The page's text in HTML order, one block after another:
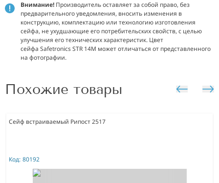
Внимание! Производитель оставляет за собой право, без
предварительного уведомления, вносить изменения в
конструкцию, комплектацию или технологию изготовления
сейфа, не ухудшающие его потребительских свойств, с целью
улучшения его технических характеристик. Цвет
сейфа Safetronics STR 14M может отличаться от представленного
на фотографии.
Похожие товары
Сейф встраиваемый Рипост 2517
Код: 80192